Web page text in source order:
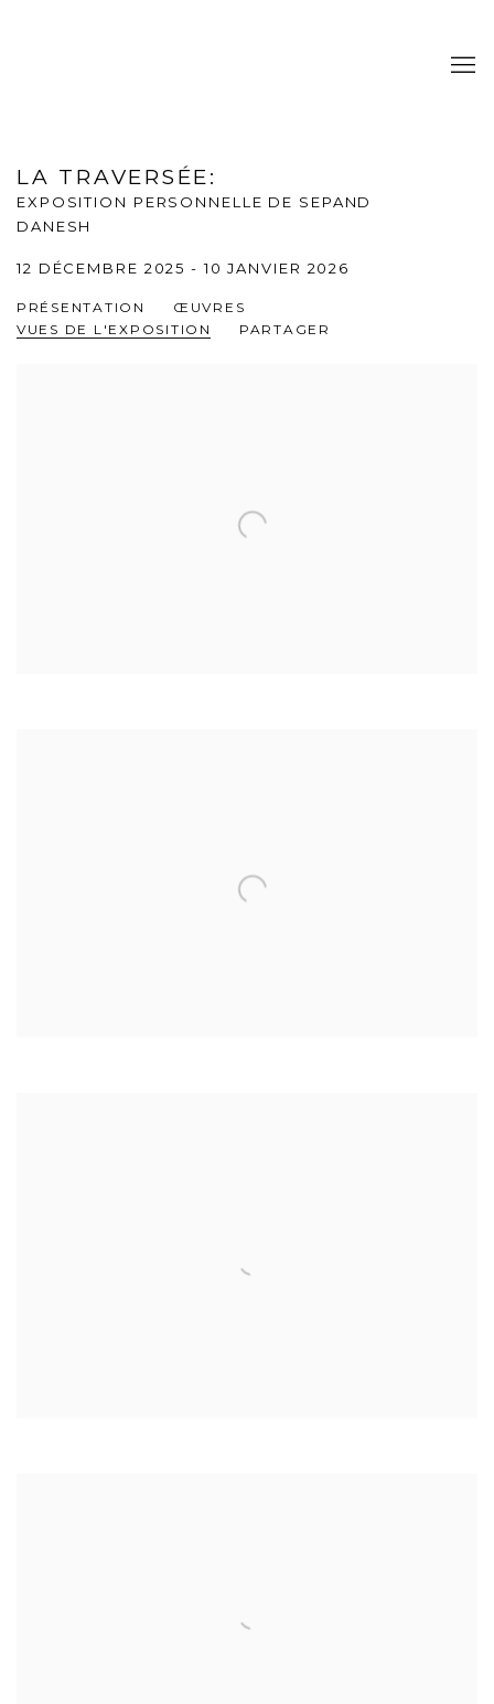
LA TRAVERSÉE:
EXPOSITION PERSONNELLE DE SEPAND
DANESH
12 DÉCEMBRE 2025 - 10 JANVIER 2026
PRÉSENTATION
ŒUVRES
VUES DE L'EXPOSITION
PARTAGER